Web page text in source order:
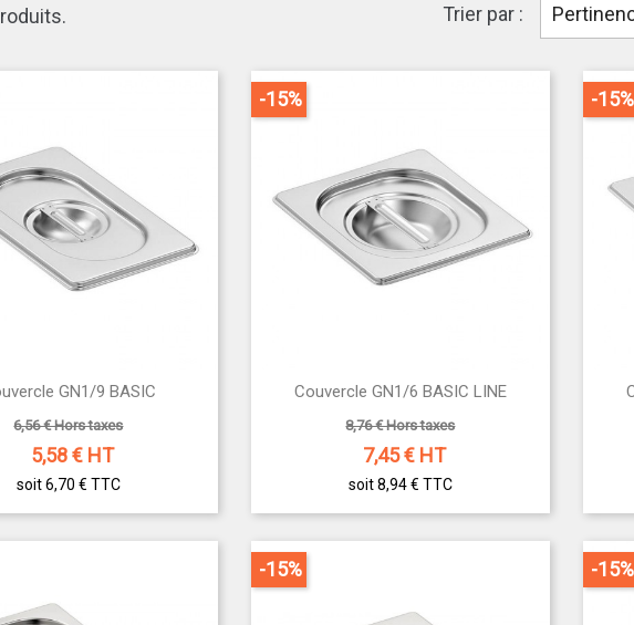
Trier par :
Aperçu rapide
GN1/9 BASIC
6,56 € Hors taxes
5,58€ HT
soit 6,70 € TTC
Aperçu rapide
Couvercle GN1/6 BASIC LINE
8,76 € Hors taxes
7,45€ HT
soit 8,94 € TTC
-15% -15%
-15% -15%